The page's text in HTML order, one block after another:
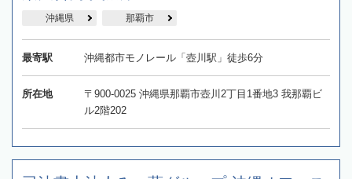
沖縄県 那覇市
最寄駅 沖縄都市モノレール「壺川駅」徒歩6分
所在地
〒900-0025 沖縄県那覇市壺川2丁目1番地3 我那覇ビ
ル2階202